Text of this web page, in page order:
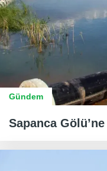
Gündem
Sapanca Gölü’ne